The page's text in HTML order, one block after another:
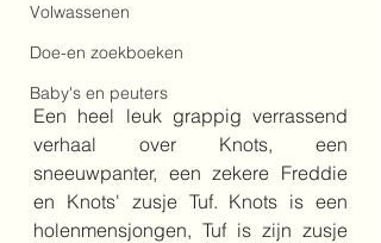
Volwassenen
Doe-en zoekboeken
Baby's en peuters
Een heel leuk grappig verrassend
verhaal over Knots, een
sneeuwpanter, een zekere Freddie
en Knots' zusje Tuf. Knots is een
holenmensjongen, Tuf is zijn zusje